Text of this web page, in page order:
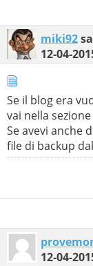
miki92
12-04-
Se il blog era
vai nella
Se avevi anche
file di backup
12-04-